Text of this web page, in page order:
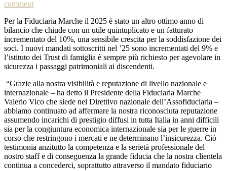
comment
Per la Fiduciaria Marche il 2025 è stato un altro ottimo anno di
bilancio che chiude con un utile quintuplicato e un fatturato
incrementato del 10%, una sensibile crescita per la soddisfazione dei
soci. I nuovi mandati sottoscritti nel ’25 sono incrementati del 9% e
l’istituto dei Trust di famiglia è sempre più richiesto per agevolare in
sicurezza i passaggi patrimoniali ai discendenti.
“Grazie alla nostra visibilità e reputazione di livello nazionale e
internazionale – ha detto il Presidente della Fiduciaria Marche
Valerio Vico che siede nel Direttivo nazionale dell’Assofiduciaria –
abbiamo continuato ad affermare la nostra riconosciuta reputazione
assumendo incarichi di prestigio diffusi in tutta Italia in anni difficili
sia per la congiuntura economica internazionale sia per le guerre in
corso che restringono i mercati e ne determinano l’insicurezza. Ciò
testimonia anzitutto la competenza e la serietà professionale del
nostro staff e di conseguenza la grande fiducia che la nostra clientela
continua a concederci, soprattutto attraverso il mandato fiduciario